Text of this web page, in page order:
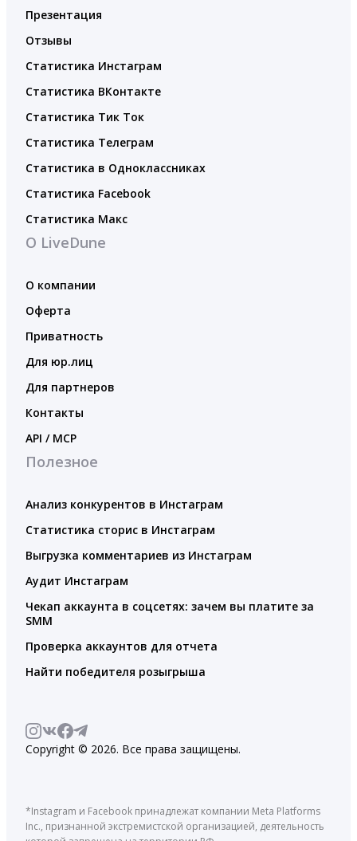
Презентация
Отзывы
Статистика Инстаграм
Статистика ВКонтакте
Статистика Тик Ток
Статистика Телеграм
Статистика в Одноклассниках
Статистика Facebook
Статистика Макс
О LiveDune
О компании
Оферта
Приватность
Для юр.лиц
Для партнеров
Контакты
API / MCP
Полезное
Анализ конкурентов в Инстаграм
Статистика сторис в Инстаграм
Выгрузка комментариев из Инстаграм
Аудит Инстаграм
Чекап аккаунта в соцсетях: зачем вы платите за
SMM
Проверка аккаунтов для отчета
Найти победителя розыгрыша
Copyright © 2026. Все права защищены.
*Instagram и Facebook принадлежат компании Meta Platforms
Inc., признанной экстремистской организацией, деятельность